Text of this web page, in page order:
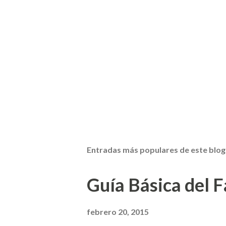
Entradas más populares de este blog
Guía Básica del
febrero 20, 2015